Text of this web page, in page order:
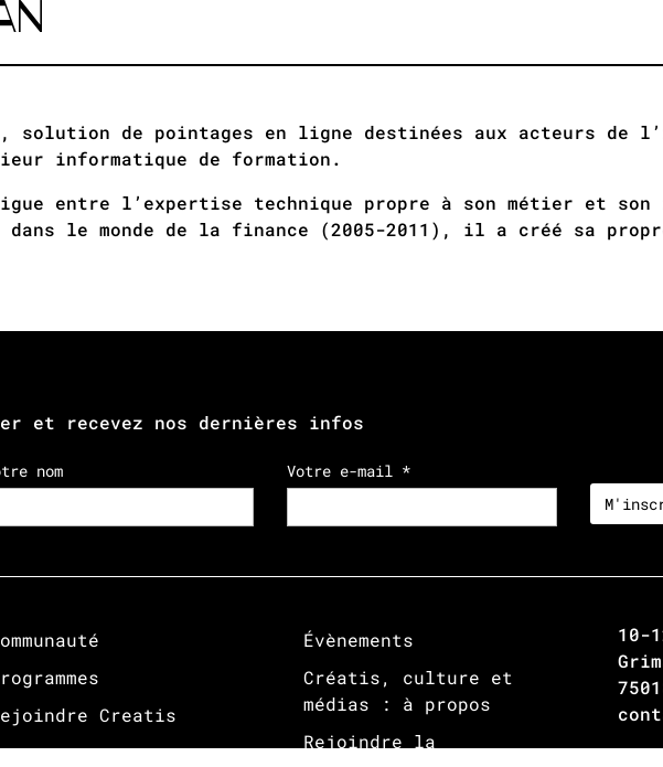
solution de pointages en ligne destinées aux acteurs de
informatique de formation.
entre l’expertise technique propre à son métier et
le monde de la finance (2005-­2011), il a créé sa
et recevez nos dernières infos
nom Votre e-mail *
Creatis
Évènements
Créatis, culture et
médias : à propos
Rejoindre la
10-